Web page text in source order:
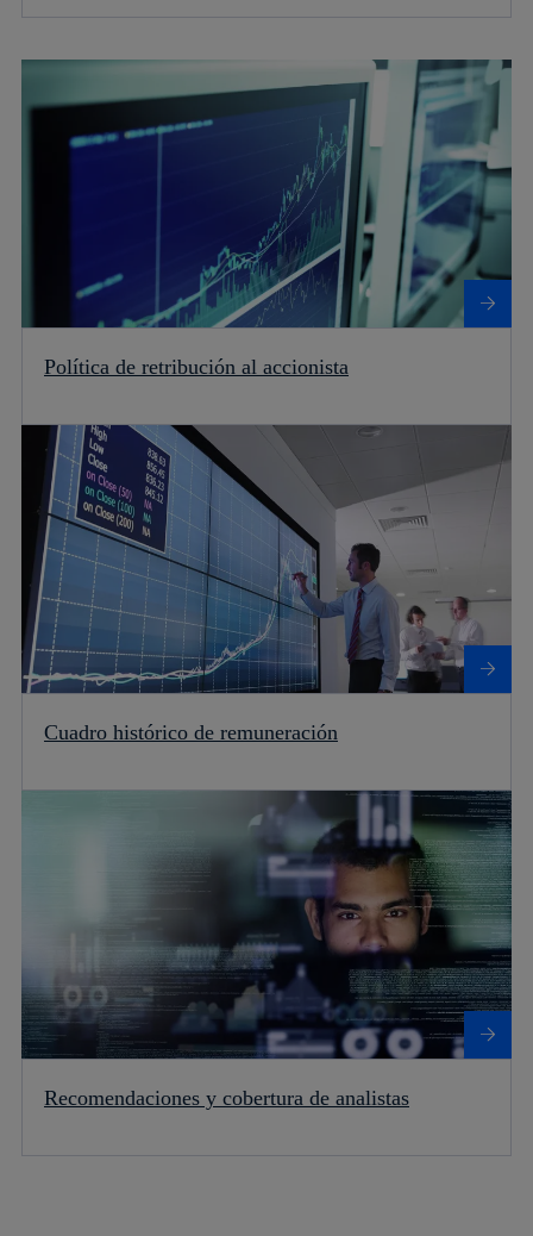
Política de retribución al accionista
Más información sobre Política de retribución al accionista
Cuadro histórico de remuneración
Más información sobre Cuadro histórico de remuneración
Recomendaciones y cobertura de analistas
Más información sobre Recomendaciones y cobertura de analistas